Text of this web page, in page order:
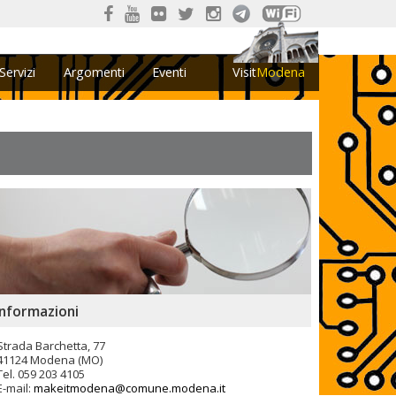
Servizi Argomenti Eventi VisitModena
Barchetta, 77
Modena (MO)
059 203 4105
mail: makeitmodena@comune.modena.it